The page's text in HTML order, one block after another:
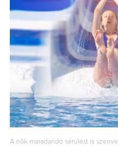
A nők maradandó sérülést is